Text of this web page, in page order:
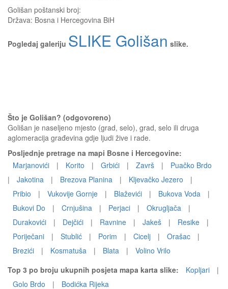
Golišan poštanski broj:
Država: Bosna i Hercegovina BiH
Pogledaj galeriju SLIKE Golišan slike.
Što je Golišan? (odgovoreno)
Golišan je naseljeno mjesto (grad, selo), grad, selo ili druga
aglomeracija građevina gdje ljudi žive i rade.
Posljednje pretrage na mapi Bosne i Hercegovine:
Marjanovići
| Korito | Grbići | Završ |
Puačko Brdo
|
Jakotina | Brezova Planina | Kljevačko Jezero
|
Pribio
| Vukovije Gornje | Blaževići | Bukova Voda
|
Bukovi Do
| Crnjušina | Perjaci | Okrugljača
|
Durakovići
| Dejčići | Ravnine | Jakeš | Resike
|
Poriječani
| Stublić | Porim | Cicelj | Orašac
|
Brezići
| Kosmatuša | Blata |
Volino Vrilo
Top 3 po broju ukupnih posjeta mapa karta slike:
Kopljari
|
Golo Brdo
| Bodićka Rijeka